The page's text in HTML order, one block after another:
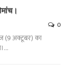
0
(9 अक्टूबर) का